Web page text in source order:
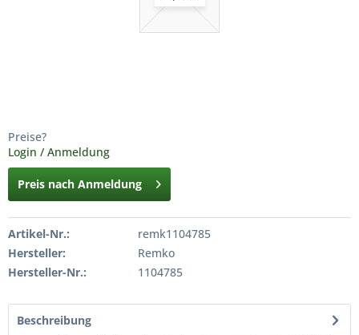
Preise?
Login / Anmeldung
Preis nach Anmeldung
Artikel-Nr.:
remk1104785
Hersteller:
Remko
Hersteller-Nr.:
1104785
Beschreibung